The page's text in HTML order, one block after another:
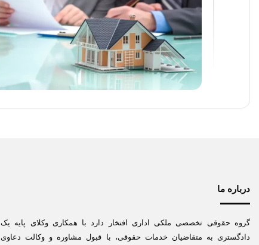
درباره ما
گروه حقوقی تخصصی ملکی اداری افتخار دارد با همکاری وکلای پایه یک
دادگستری به متقاضیان خدمات حقوقی، با قبول مشاوره و وکالت دعاوی